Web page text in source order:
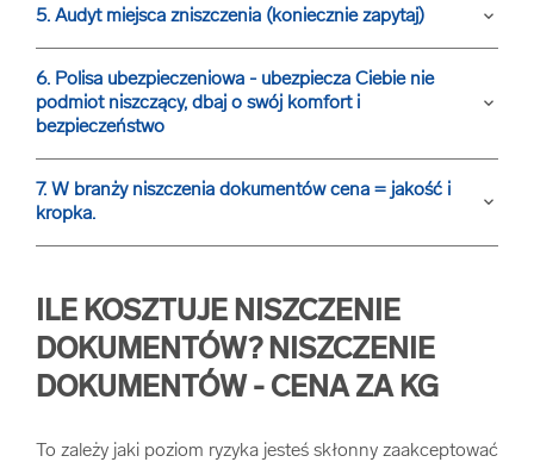
5. Audyt miejsca zniszczenia (koniecznie zapytaj) keyboard_arrow_down
6. Polisa ubezpieczeniowa - ubezpiecza Ciebie nie
podmiot niszczący, dbaj o swój komfort i
bezpieczeństwo
keyboard_arrow_down
7. W branży niszczenia dokumentów cena = jakość i
kropka.
keyboard_arrow_down
ILE KOSZTUJE NISZCZENIE
DOKUMENTÓW? NISZCZENIE
DOKUMENTÓW - CENA ZA KG
To zależy jaki poziom ryzyka jesteś skłonny zaakceptować